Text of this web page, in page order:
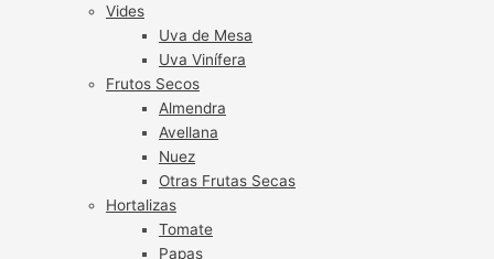
Vides
Uva de Mesa
Uva Vinífera
Frutos Secos
Almendra
Avellana
Nuez
Otras Frutas Secas
Hortalizas
Tomate
Papas